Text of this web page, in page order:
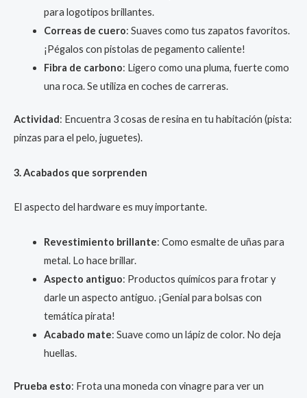
para logotipos brillantes.
Correas de cuero: Suaves como tus zapatos favoritos.
¡Pégalos con pistolas de pegamento caliente!
Fibra de carbono: Ligero como una pluma, fuerte como
una roca. Se utiliza en coches de carreras.
Actividad: Encuentra 3 cosas de resina en tu habitación (pista:
pinzas para el pelo, juguetes).
3. Acabados que sorprenden
El aspecto del hardware es muy importante.
Revestimiento brillante: Como esmalte de uñas para
metal. Lo hace brillar.
Aspecto antiguo: Productos químicos para frotar y
darle un aspecto antiguo. ¡Genial para bolsas con
temática pirata!
Acabado mate: Suave como un lápiz de color. No deja
huellas.
Prueba esto: Frota una moneda con vinagre para ver un